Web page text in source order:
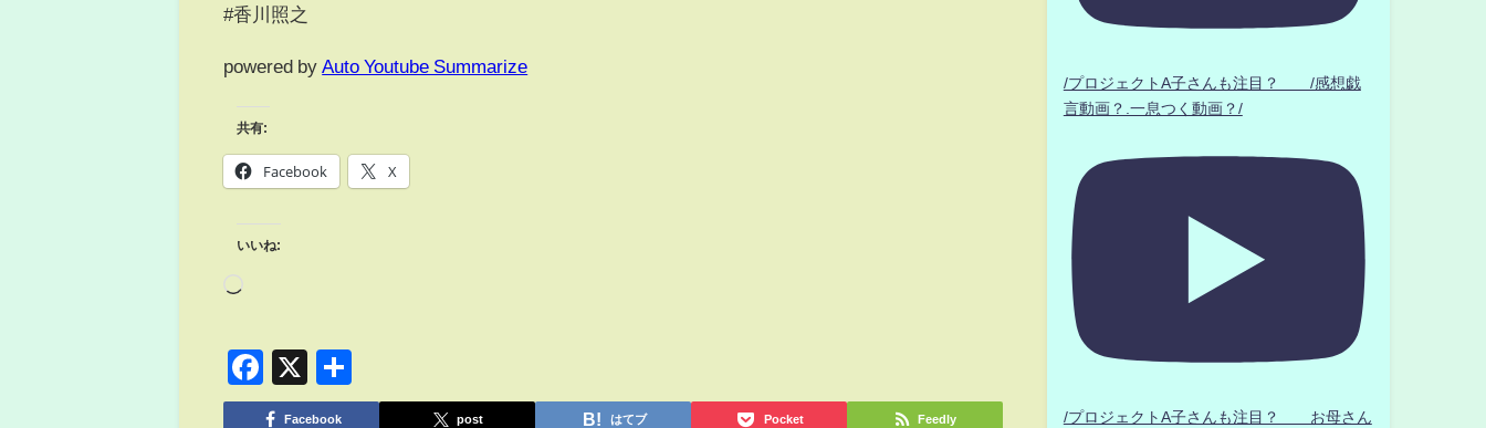
#香川照之
powered by Auto Youtube Summarize
共有:
Facebook X
いいね:
Facebook
X
有
Facebook post はてブ Pocket Feedly
/プロジェクトA子さんも注目？ /感想戯
言動画？.一息つく動画？/
/プロジェクトA子さんも注目？ お母さん